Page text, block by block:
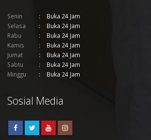
Senin
Buka 24 Jam
Selasa
Buka 24 Jam
Rabu
Buka 24 Jam
Kamis
Buka 24 Jam
Jumat
Buka 24 Jam
Sabtu
Buka 24 Jam
Minggu
Buka 24 Jam
Sosial Media